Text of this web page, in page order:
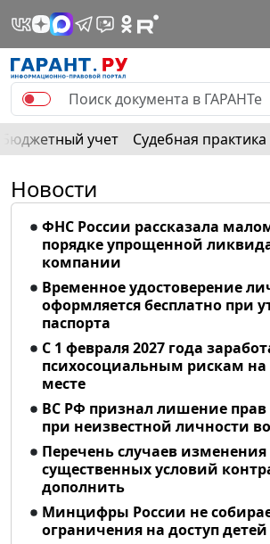
Бюджетный учет Судебная практика
Новости
ФНС России рассказала
порядке упрощенной
компании
Временное удостоверение
оформляется бесплатно при
паспорта
С 1 февраля 2027 года
психосоциальным рискам
месте
ВС РФ признал лишение
при неизвестной личности
Перечень случаев изменения
существенных условий
дополнить
Минцифры России не
ограничения на доступ детей